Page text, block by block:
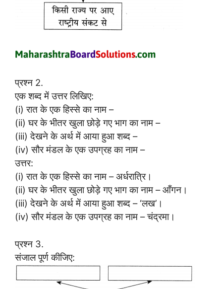
प्रश्न 2.
एक शब्द में उत्तर लिखिए:
(i) रात के एक हिस्से का नाम –
(ii) घर के भीतर खुला छोड़े गए भाग का नाम –
(iii) देखने के अर्थ में आया हुआ शब्द –
(iv) सौर मंडल के एक उपग्रह का नाम –
उत्तर:
(i) रात के एक हिस्से का नाम – अर्धरात्रि।
(ii) घर के भीतर खुला छोड़े गए भाग का नाम – आँगन।
(iii) देखने के अर्थ में आया हुआ शब्द – ‘लख’।
(iv) सौर मंडल के एक उपग्रह का नाम – चंद्रमा।
प्रश्न 3.
संजाल पूर्ण कीजिए: